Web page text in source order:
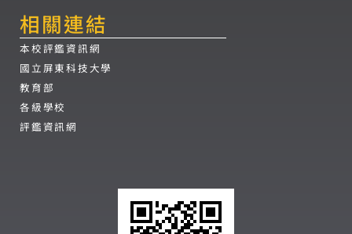
相關連結
本校評鑑資訊網
國立屏東科技大學
教育部
各級學校
評鑑資訊網